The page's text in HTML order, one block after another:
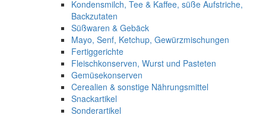
Kondensmilch, Tee & Kaffee, süße Aufstriche,
Backzutaten
Süßwaren & Gebäck
Mayo, Senf, Ketchup, Gewürzmischungen
Fertiggerichte
Fleischkonserven, Wurst und Pasteten
Gemüsekonserven
Cerealien & sonstige Nährungsmittel
Snackartikel
Sonderartikel